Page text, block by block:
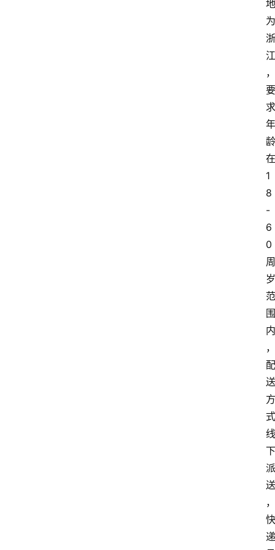
地
为
浙
江
，
要
求
年
龄
在
1
8
-
6
0
周
岁
范
围
内
，
配
送
方
式
线
下
派
送
，
快
递